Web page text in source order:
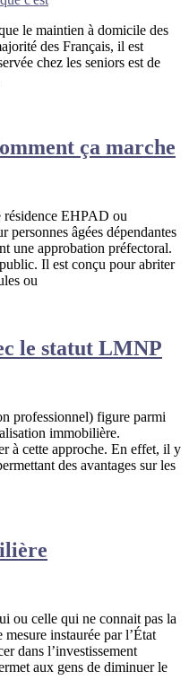
le maintien à domicile des
des Français, il est
chez les seniors est de
ça marche
EHPAD ou
personnes âgées dépendantes
une approbation préfectoral.
Il est conçu pour abriter
ou
le statut LMNP
professionnel) figure parmi
immobilière.
à cette approche. En effet, il y
des avantages sur les
ou celle qui ne connait pas la
instaurée par l’État
dans l’investissement
aux gens de diminuer le